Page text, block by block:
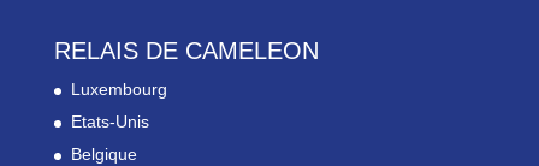
RELAIS DE CAMELEON
Luxembourg
Etats-Unis
Belgique